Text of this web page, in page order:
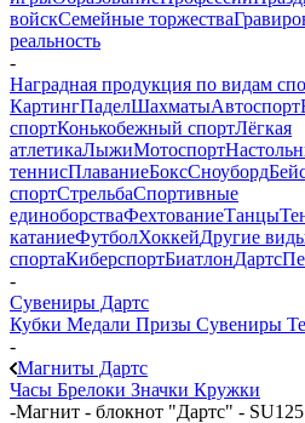
войскСемейные торжества
реальность
-
Наградная продукция по видам
КартингПаделШахматыАвтоспорт
спортКонькобежный спортЛёгкая
атлетикаЛыжиМотоспорт
теннисПлаваниеБоксСноуборд
спортСтрельбаСпортивные
единоборстваФехтованиеТанцы
катаниеФутболХоккейДругие
спортаКиберспортБиатлонДартс
-
Сувениры Дартс
Кубки Медали Призы Сувениры
-
Магниты Дартс
Часы Брелоки Значки Кружки
-Магнит - блокнот "Дартс" - SU125